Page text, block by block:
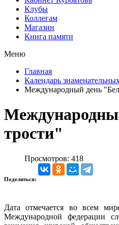
Клубы
Коллегам
Магазин
Книга памяти
Меню
Главная
Календарь
Международный день
трости"
Просмотров: 418
Поделиться:
Дата отмечается во всем
Международной федерации